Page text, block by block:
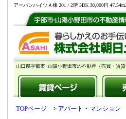
アーバンハイツＡ棟 201 / 2階 3DK 30,000円
山口県宇部市･山陽小野田市の不動産（売買・賃
TOPページ アパート・マンション